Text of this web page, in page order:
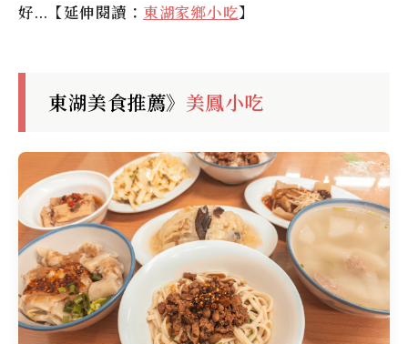
好…【延伸閱讀： 東湖家鄉小吃】
東湖美食推薦》 美鳳小吃